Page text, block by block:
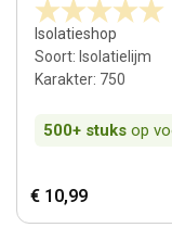
Isolatieshop
Soort: Isolatielijm
Karakter: 750
500+ stuks op
€ 10,99